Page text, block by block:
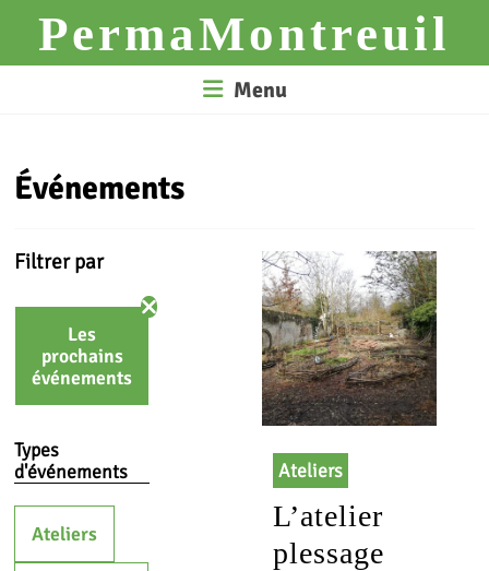
contentPermaMontreuil
Menu
Événements
Filtrer par
Les
prochains
événements
Types
d'événements
Ateliers
Ateliers
L’atelier
plessage